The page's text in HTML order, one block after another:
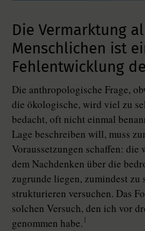
Die Vermarktung
Menschlichen ist
Fehlentwicklung
Die anthropologische Frage,
die ökologische, wird viel zu
bedacht, oft nicht einmal
Lage beschreiben will, muss
Voraussetzungen schaffen: die
dem Nachdenken über die
zugrunde liegen, zumindest zu
strukturieren versuchen. Das
solchen Versuch, den ich vor
genommen habe. 1